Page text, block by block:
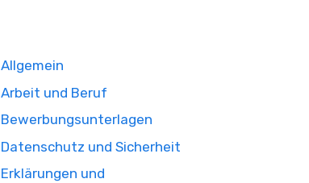
Allgemein
Arbeit und Beruf
Bewerbungsunterlagen
Datenschutz und Sicherheit
Erklärungen und